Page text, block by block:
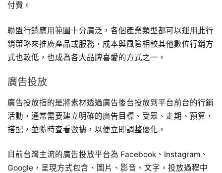
付費。
聯盟行銷應用範圍十分廣泛，各個產業類型都可以運用此行
銷策略來推廣產品或服務，成本與風險相較其他數位行銷方
式也較低，也成為各大品牌喜愛的方式之一。
廣告投放
廣告投放指的是將素材透過廣告後台投放到平台前台的行銷
活動，通常需要建立明確的廣告目標、受眾、走期、預算，
搭配，並隨時查看數據，以便立即調整優化。
目前台灣主流的廣告投放平台為 Facebook、Instagram、
Google，呈現方式包含、圖片、影音、文字，投放過程中